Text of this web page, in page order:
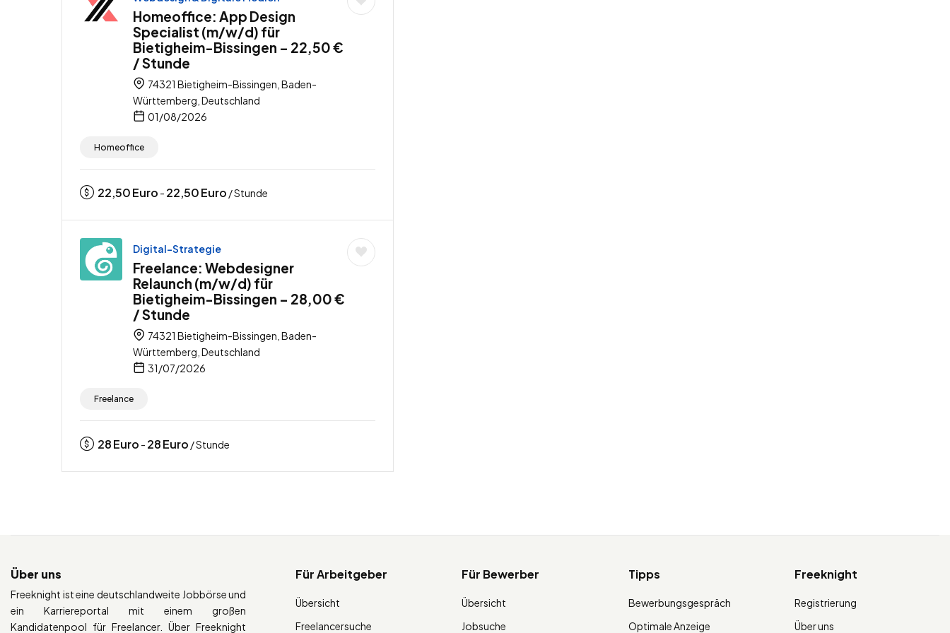
Homeoffice: App Design
Specialist (m/w/d) für
Bietigheim-Bissingen – 22,50 €
/ Stunde
74321 Bietigheim-Bissingen, Baden-
Württemberg, Deutschland
01/08/2026
Homeoffice
22,50Euro - 22,50Euro / Stunde
Digital-Strategie
Freelance: Webdesigner
Relaunch (m/w/d) für
Bietigheim-Bissingen – 28,00 €
/ Stunde
74321 Bietigheim-Bissingen, Baden-
Württemberg, Deutschland
31/07/2026
Freelance
28Euro - 28Euro / Stunde
Über uns
Freeknight ist eine deutschlandweite Jobbörse und
ein Karriereportal mit einem großen
Kandidatenpool für Freelancer. Über Freeknight
Für Arbeitgeber
Übersicht
Freelancersuche
Für Bewerber
Übersicht
Jobsuche
Tipps
Bewerbungsgespräch
Optimale Anzeige
Freeknight
Registrierung
Über uns